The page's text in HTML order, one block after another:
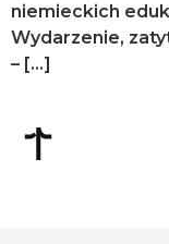
niemieckich
Wydarzenie,
– […]